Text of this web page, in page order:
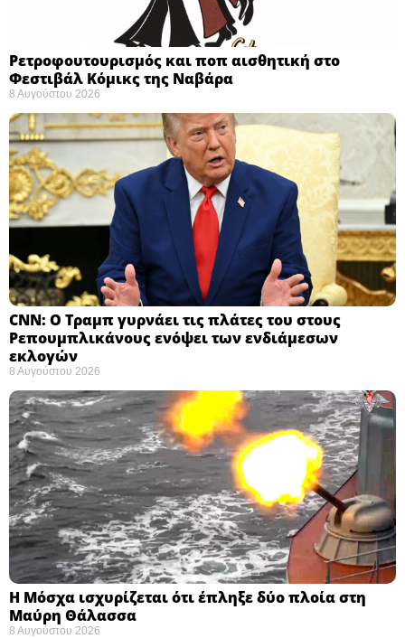
Ρετροφουτουρισμός και ποπ αισθητική στο
Φεστιβάλ Κόμικς της Ναβάρα ​
8 Αυγούστου 2026
CNN: Ο Τραμπ γυρνάει τις πλάτες του στους
Ρεπουμπλικάνους ενόψει των ενδιάμεσων
εκλογών ​
8 Αυγούστου 2026
Η Μόσχα ισχυρίζεται ότι έπληξε δύο πλοία στη
Μαύρη Θάλασσα ​
8 Αυγούστου 2026